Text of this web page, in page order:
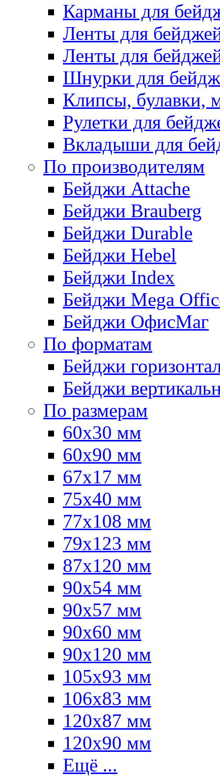
Карманы для
Ленты для
Ленты для
Шнурки для
Клипсы, булавки,
Рулетки для
Вкладыши для
По производителям
Бейджи Attache
Бейджи Brauberg
Бейджи Durable
Бейджи Hebel
Бейджи Index
Бейджи Mega
Бейджи ОфисМаг
По форматам
Бейджи
Бейджи
По размерам
60x30 мм
60х90 мм
67х17 мм
75x40 мм
77х108 мм
79х123 мм
87х120 мм
90x54 мм
90х57 мм
90х60 мм
90х120 мм
105х93 мм
106х83 мм
120х87 мм
120х90 мм
Ещё ...